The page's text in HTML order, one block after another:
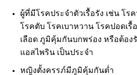
ผู้ที่มีโรคประจำตัวเรื้อรัง เช่น โร
โรคตับ โรคเบาหวาน โรคปอดเรื้
เลือด ภูมิคุ้มกันบกพร่อง หรือต้อง
แอสไพริน เป็นประจำ
หญิงตั้งครรภ์มีภูมิคุ้มกันต่ำ